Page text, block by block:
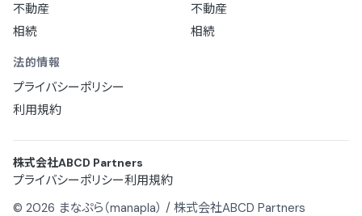
不動産
相続
不動産
相続
法的情報
プライバシーポリシー
利用規約
株式会社ABCD Partners
プライバシーポリシー利用規約
© 2026 まなぷら（manapla） / 株式会社ABCD Partners